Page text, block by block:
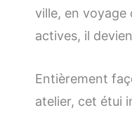
ville, en voyage
actives, il
Entièrement
atelier, cet étui